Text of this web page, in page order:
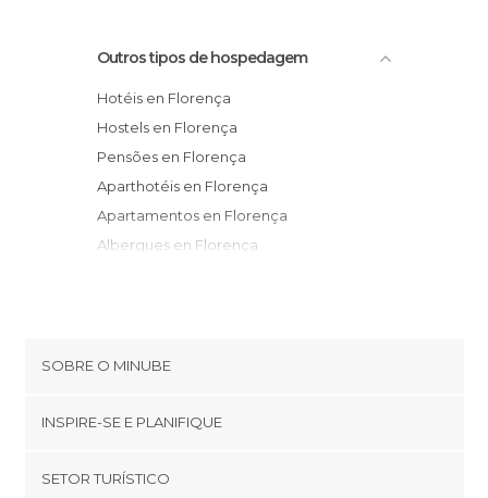
Outros tipos de hospedagem
Hotéis en Florença
Hostels en Florença
Pensões en Florença
Aparthotéis en Florença
Apartamentos en Florença
Albergues en Florença
SOBRE O MINUBE
Términos e Condições
INSPIRE-SE E PLANIFIQUE
footer@item_discovertips_anchor
SETOR TURÍSTICO